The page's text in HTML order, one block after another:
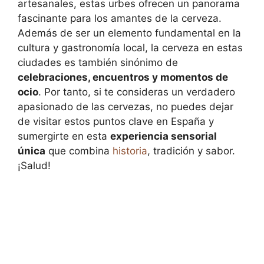
artesanales, estas urbes ofrecen un panorama
fascinante para los amantes de la cerveza.
Además de ser un elemento fundamental en la
cultura y gastronomía local, la cerveza en estas
ciudades es también sinónimo de
celebraciones, encuentros y momentos de
ocio. Por tanto, si te consideras un verdadero
apasionado de las cervezas, no puedes dejar
de visitar estos puntos clave en España y
sumergirte en esta experiencia sensorial
única que combina historia, tradición y sabor.
¡Salud!